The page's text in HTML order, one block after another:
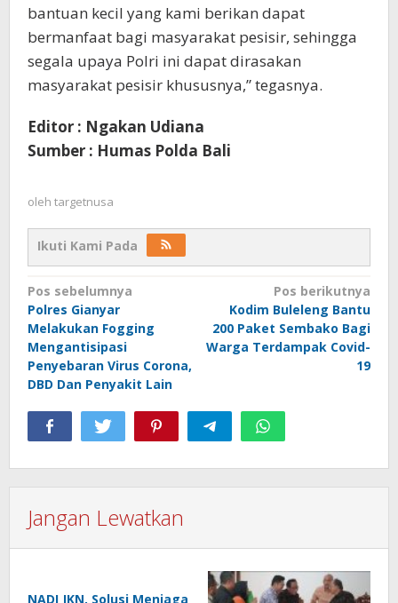
bantuan kecil yang kami berikan dapat
bermanfaat bagi masyarakat pesisir, sehingga
segala upaya Polri ini dapat dirasakan
masyarakat pesisir khususnya,” tegasnya.
Editor : Ngakan Udiana
Sumber : Humas Polda Bali
oleh targetnusa
Ikuti Kami Pada
Navigasi
pos
Pos sebelumnya
Polres Gianyar
Melakukan Fogging
Mengantisipasi
Penyebaran Virus Corona,
DBD Dan Penyakit Lain
Pos berikutnya
Kodim Buleleng Bantu
200 Paket Sembako Bagi
Warga Terdampak Covid-
19
Jangan Lewatkan
NADI JKN, Solusi Menjaga